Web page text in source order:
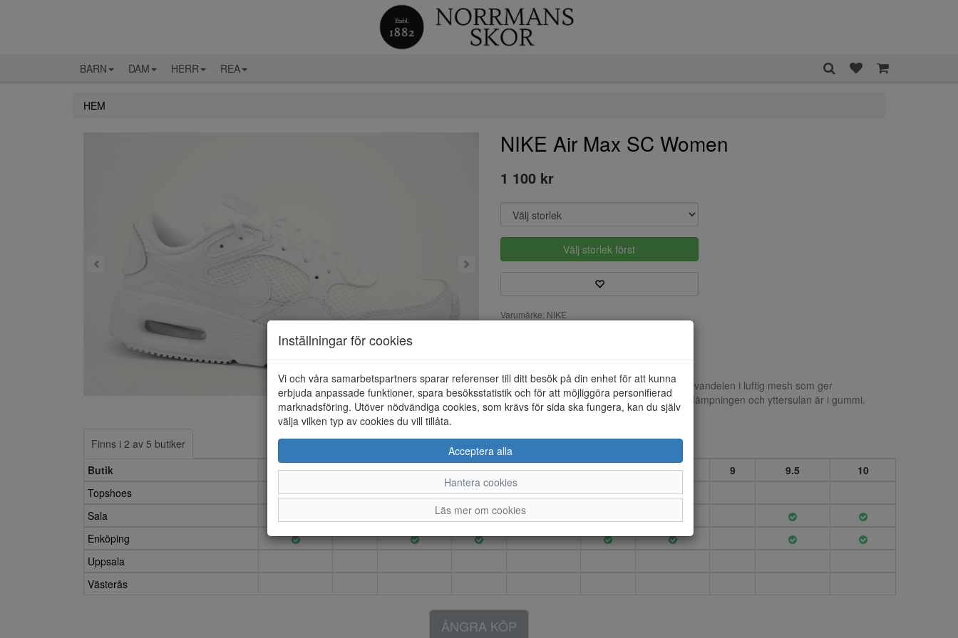
BARN DAM HERR REA
HEM
NIKE Air Max SC Women
1 100 kr
Välj storlek först
Varumärke: NIKE
Färg: Vit
NIKE Air Max SC sneaker med snörning. Ovandelen i luftig mesh som ger
andningsförmåga hela dagen. Synliga Air dämpningen och yttersulan är i gummi.
Finns i 2 av 5 butiker
Butik
5.5 6 6.5 7 7.5 8 8.5 9 9.5
10
Topshoes
Sala
Enköping
Uppsala
Västerås
ÅNGRA KÖP
Inställningar för cookies
Vi och våra samarbetspartners sparar referenser till ditt besök på din enhet för att kunna
erbjuda anpassade funktioner, spara besöksstatistik och för att möjliggöra personifierad
marknadsföring. Utöver nödvändiga cookies, som krävs för sida ska fungera, kan du själv
välja vilken typ av cookies du vill tillåta.
Acceptera alla
Hantera cookies
Läs mer om cookies